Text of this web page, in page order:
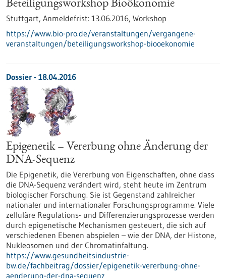
Beteiligungsworkshop Bioökonomie
Stuttgart, Anmeldefrist: 13.06.2016, Workshop
https://www.bio-pro.de/veranstaltungen/vergangene-
veranstaltungen/beteiligungsworkshop-biooekonomie
Dossier - 18.04.2016
Epigenetik – Vererbung ohne Änderung der
DNA-Sequenz
Die Epigenetik, die Vererbung von Eigenschaften, ohne dass
die DNA-Sequenz verändert wird, steht heute im Zentrum
biologischer Forschung. Sie ist Gegenstand zahlreicher
nationaler und internationaler Forschungsprogramme. Viele
zelluläre Regulations- und Differenzierungsprozesse werden
durch epigenetische Mechanismen gesteuert, die sich auf
verschiedenen Ebenen abspielen – wie der DNA, der Histone,
Nukleosomen und der Chromatinfaltung.
https://www.gesundheitsindustrie-
bw.de/fachbeitrag/dossier/epigenetik-vererbung-ohne-
aenderung-der-dna-sequenz